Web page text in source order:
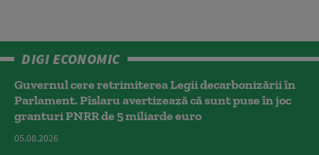
DIGI ECONOMIC
Guvernul cere retrimiterea Legii decarbonizării în
Parlament. Pîslaru avertizează că sunt puse în joc
granturi PNRR de 5 miliarde euro
05.08.2026